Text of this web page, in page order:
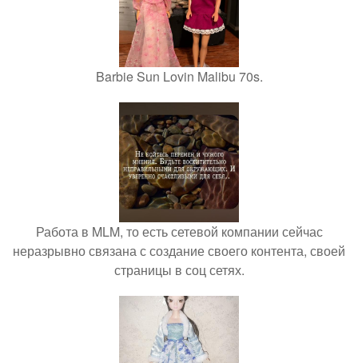
Barbie Sun Lovin Malibu 70s.
Работа в MLM, то есть сетевой компании сейчас
неразрывно связана с создание своего контента, своей
страницы в соц сетях.